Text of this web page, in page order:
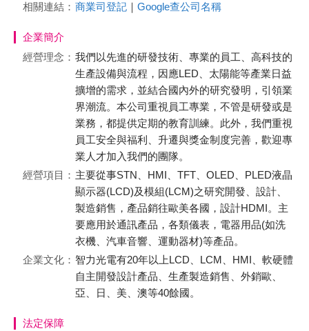
相關連結： 商業司登記 ｜ Google查公司名稱
企業簡介
經營理念： 我們以先進的研發技術、專業的員工、高科技的
生產設備與流程，因應LED、太陽能等產業日益
擴增的需求，並結合國內外的研究發明，引領業
界潮流。本公司重視員工專業，不管是研發或是
業務，都提供定期的教育訓練。此外，我們重視
員工安全與福利、升遷與獎金制度完善，歡迎專
業人才加入我們的團隊。
經營項目： 主要從事STN、HMI、TFT、OLED、PLED液晶
顯示器(LCD)及模組(LCM)之研究開發、設計、
製造銷售，產品銷往歐美各國，設計HDMI。主
要應用於通訊產品，各類儀表，電器用品(如洗
衣機、汽車音響、運動器材)等產品。
企業文化： 智力光電有20年以上LCD、LCM、HMI、軟硬體
自主開發設計產品、生產製造銷售、外銷歐、
亞、日、美、澳等40餘國。
法定保障